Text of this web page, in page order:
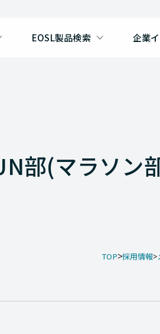
EOSL製品検索 企業
部(マラソン
TOP 採用情報